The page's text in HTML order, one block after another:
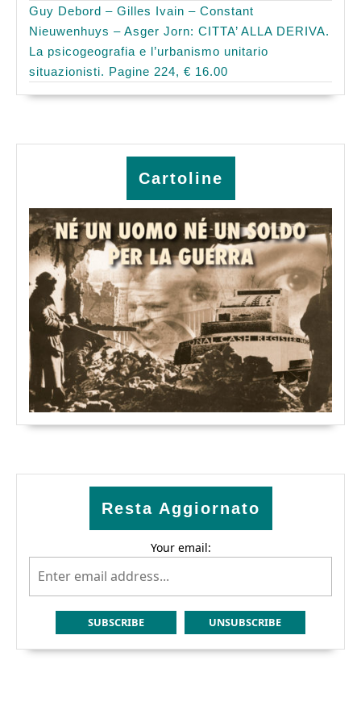
Guy Debord – Gilles Ivain – Constant
Nieuwenhuys – Asger Jorn: CITTA’ ALLA DERIVA.
La psicogeografia e l’urbanismo unitario
situazionisti. Pagine 224, € 16.00
Cartoline
Resta Aggiornato
Your email: